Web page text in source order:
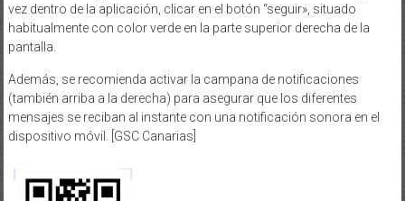
vez dentro de la aplicación, clicar en el botón “seguir», situado
habitualmente con color verde en la parte superior derecha de la
pantalla.
Además, se recomienda activar la campana de notificaciones
(también arriba a la derecha) para asegurar que los diferentes
mensajes se reciban al instante con una notificación sonora en el
dispositivo móvil. [GSC Canarias]